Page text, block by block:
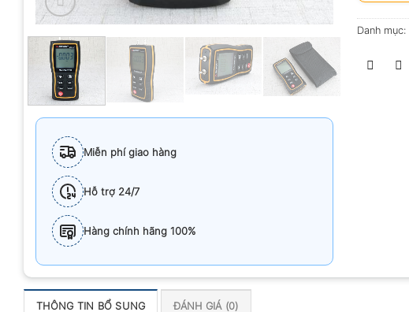
Miễn phí giao hàng
Hỗ trợ 24/7
Hàng chính hãng 100%
Danh mục:
THÔNG TIN BỔ SUNG ĐÁNH GIÁ (0)